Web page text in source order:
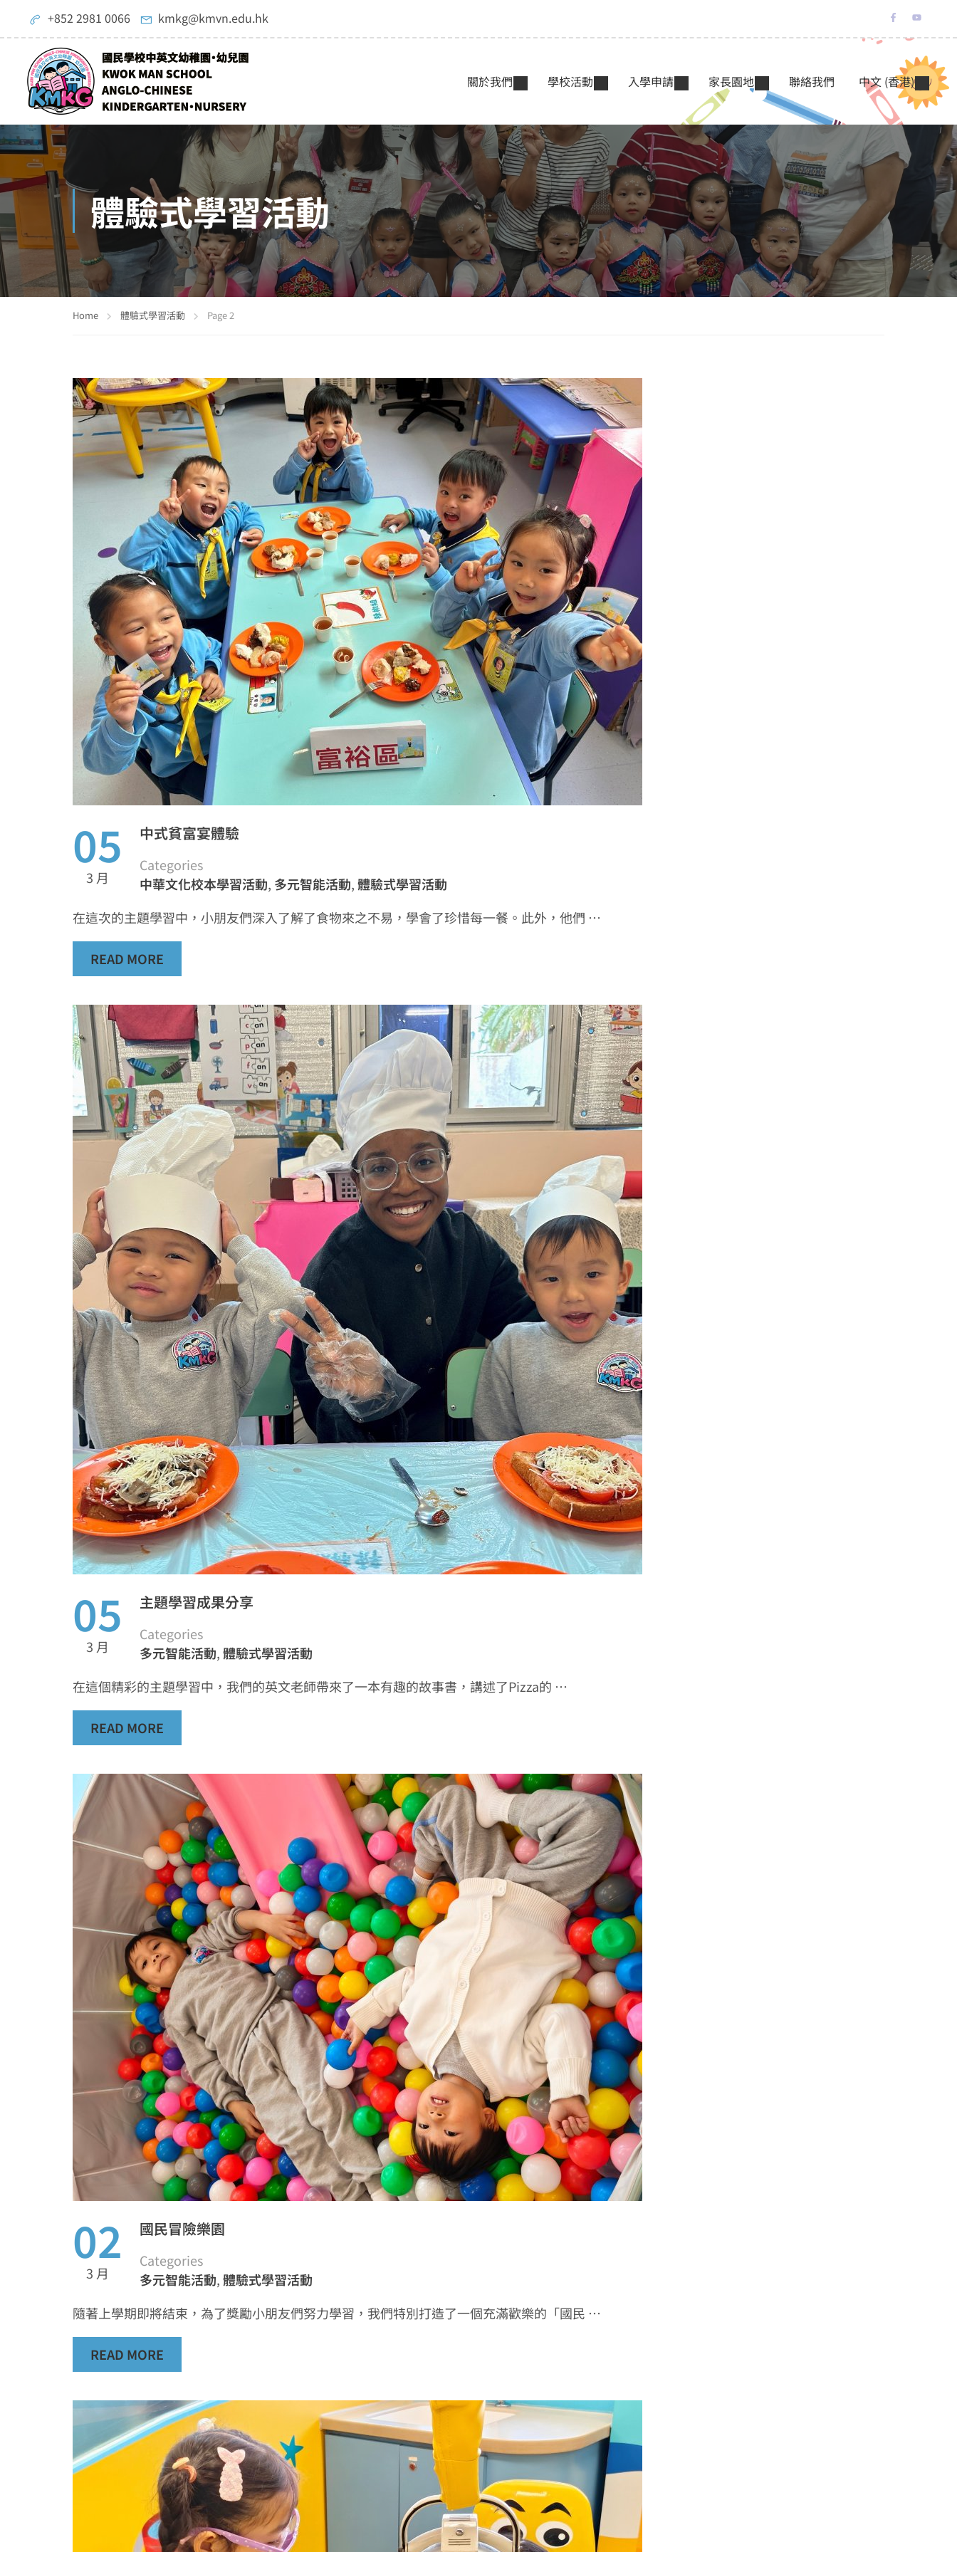
+852 2981 0066 kmkg@kmvn.edu.hk
關於我們 學校活動 入學申請 家長園地 聯絡我們 中文 (香港)
體驗式學習活動
Home 體驗式學習活動 Page 2
05
3 月
中式貧富宴體驗
Categories
中華文化校本學習活動, 多元智能活動,體驗式學習活動
在這次的主題學習中，小朋友們深入了解了食物來之不易，學會了珍惜每一餐。此外，他們 …
READ MORE
05
3 月
主題學習成果分享
Categories
多元智能活動,體驗式學習活動
在這個精彩的主題學習中，我們的英文老師帶來了一本有趣的故事書，講述了Pizza的 …
READ MORE
02
3 月
國民冒險樂園
Categories
多元智能活動,體驗式學習活動
隨著上學期即將結束，為了獎勵小朋友們努力學習，我們特別打造了一個充滿歡樂的「國民 …
READ MORE